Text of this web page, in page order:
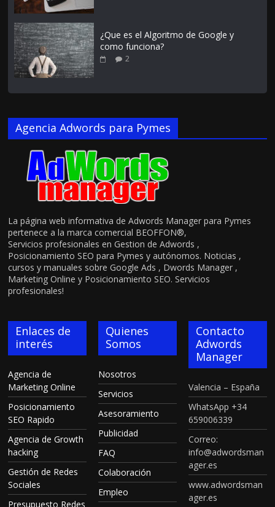
¿Que es el Algoritmo de Google y
como funciona?
2
Agencia Adwords para Pymes
La página web informativa de Adwords Manager para Pymes
pertenece a la marca comercial BEOFFON®,
Servicios profesionales en Gestion de Adwords ,
Posicionamiento SEO para Pymes y autónomos. Noticias ,
cursos y manuales sobre Google Ads , Dwords Manager ,
Marketing Online y Posicionamiento SEO. Servicios
profesionales!
Enlaces de
interés
Agencia de
Marketing Online
Posicionamiento
SEO Rapido
Agencia de Growth
hacking
Gestión de Redes
Sociales
Presupuesto Redes
Quienes
Somos
Nosotros
Servicios
Asesoramiento
Publicidad
FAQ
Colaboración
Empleo
Contacto
Adwords
Manager
Valencia – España
WhatsApp +34
659006339
Correo:
info@adwordsman
ager.es
www.adwordsman
ager.es